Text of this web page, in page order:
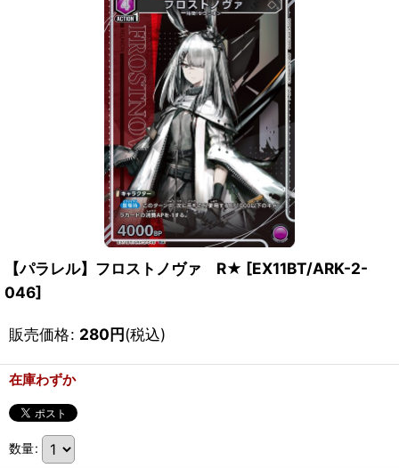
【パラレル】フロストノヴァ R★ [EX11BT/ARK-2-
046]
販売価格: 280円(税込)
在庫わずか
数量: